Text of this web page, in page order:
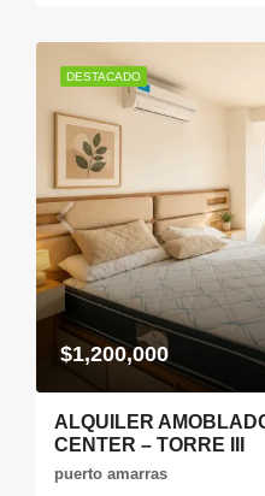
DESTACADO
$1,200,000
ALQUILER
CENTER – TORRE III
puerto amarras